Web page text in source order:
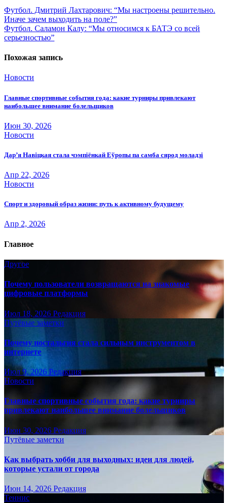
Навигация
по
записям
Футбол. Дмитрий Лахтарович: “Мы настроены решительно.
Иначе зачем выходить на поле?”
Футбол. Саламон Калу: “Мы относимся к БАТЭ со всей
серьезностью”
Похожая запись
Новости
Главные спортивные события года: какие турниры привлекают
наибольшее внимание болельщиков
Июн 30, 2026
Новости
Дар’я Навіцкая стала чэмпіёнкай Еўропы па самба сярод моладзі
Апр 22, 2026
Новости
Спорт и здоровый образ жизни: путь к активному будущему
Апр 2, 2026
Главное
Другое
Почему пользователи возвращаются на знакомые
цифровые платформы
Июл 18, 2026 Редакция
Путёвые заметки
Почему ностальгия стала сильным инструментом в
интернете
Июл 9, 2026 Редакция
Новости
Главные спортивные события года: какие турниры
привлекают наибольшее внимание болельщиков
Июн 30, 2026 Редакция
Путёвые заметки
Как выбрать хобби для выходных: идеи для людей,
которые устали от города
Июн 14, 2026 Редакция
Теннис